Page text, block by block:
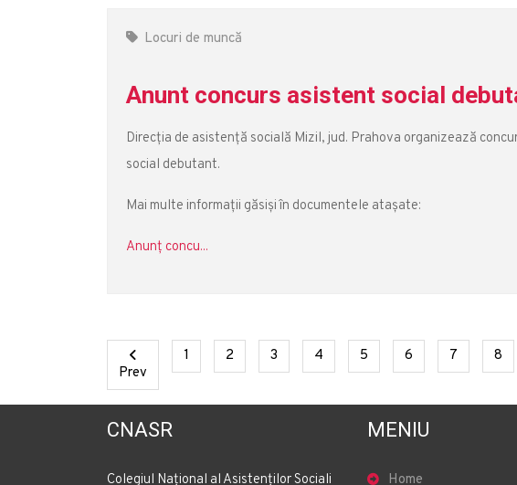
Locuri de muncă
Anunt concurs asistent social
Direcția de asistență socială Mizil, jud. Prahova organizează
social debutant.
Mai multe informații găsiși în documentele atașate:
Anunț concu...
Prev Previous
1 (current)
2 (current)
3 (current)
4 (current)
5 (current)
6 (current)
7 (current)
8
CNASR
Colegiul Național al Asistenților Sociali
MENIU
Home